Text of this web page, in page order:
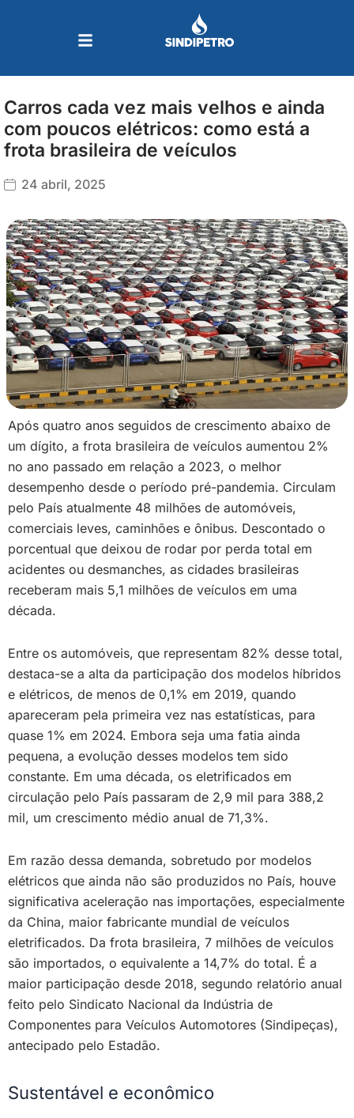
Carros cada vez mais velhos e ainda
com poucos elétricos: como está a
frota brasileira de veículos
24 abril, 2025
Após quatro anos seguidos de crescimento abaixo de
um dígito, a frota brasileira de veículos aumentou 2%
no ano passado em relação a 2023, o melhor
desempenho desde o período pré-pandemia. Circulam
pelo País atualmente 48 milhões de automóveis,
comerciais leves, caminhões e ônibus. Descontado o
porcentual que deixou de rodar por perda total em
acidentes ou desmanches, as cidades brasileiras
receberam mais 5,1 milhões de veículos em uma
década.
Entre os automóveis, que representam 82% desse total,
destaca-se a alta da participação dos modelos híbridos
e elétricos, de menos de 0,1% em 2019, quando
apareceram pela primeira vez nas estatísticas, para
quase 1% em 2024. Embora seja uma fatia ainda
pequena, a evolução desses modelos tem sido
constante. Em uma década, os eletrificados em
circulação pelo País passaram de 2,9 mil para 388,2
mil, um crescimento médio anual de 71,3%.
Em razão dessa demanda, sobretudo por modelos
elétricos que ainda não são produzidos no País, houve
significativa aceleração nas importações, especialmente
da China, maior fabricante mundial de veículos
eletrificados. Da frota brasileira, 7 milhões de veículos
são importados, o equivalente a 14,7% do total. É a
maior participação desde 2018, segundo relatório anual
feito pelo Sindicato Nacional da Indústria de
Componentes para Veículos Automotores (Sindipeças),
antecipado pelo Estadão.
Sustentável e econômico